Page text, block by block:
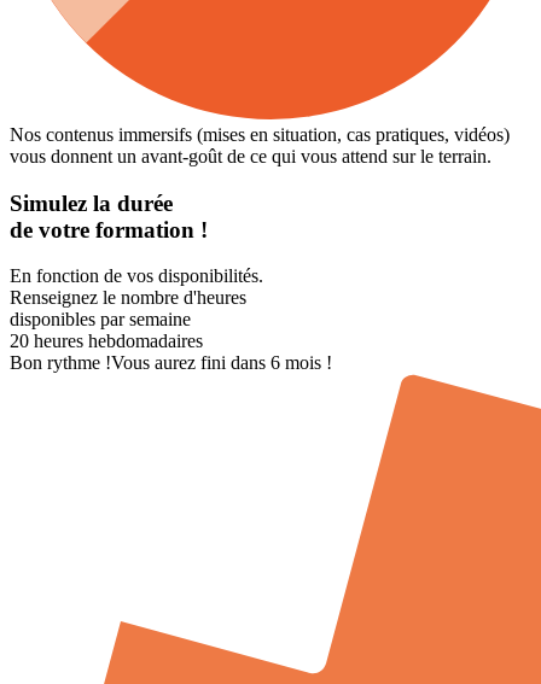
Nos contenus immersifs (mises en situation, cas pratiques, vidéos)
vous donnent un avant-goût de ce qui vous attend sur le terrain.
Simulez la durée
de votre formation !
En fonction de vos disponibilités.
Renseignez le nombre d'heures
disponibles par semaine
20 heures hebdomadaires
Bon rythme !Vous aurez fini dans 6 mois !